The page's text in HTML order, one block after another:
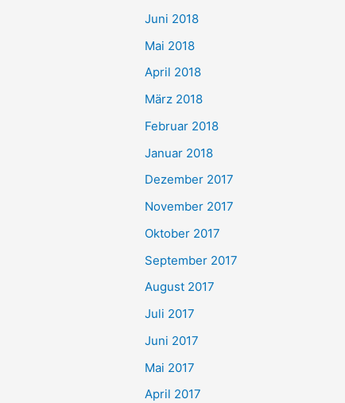
Juni 2018
Mai 2018
April 2018
März 2018
Februar 2018
Januar 2018
Dezember 2017
November 2017
Oktober 2017
September 2017
August 2017
Juli 2017
Juni 2017
Mai 2017
April 2017